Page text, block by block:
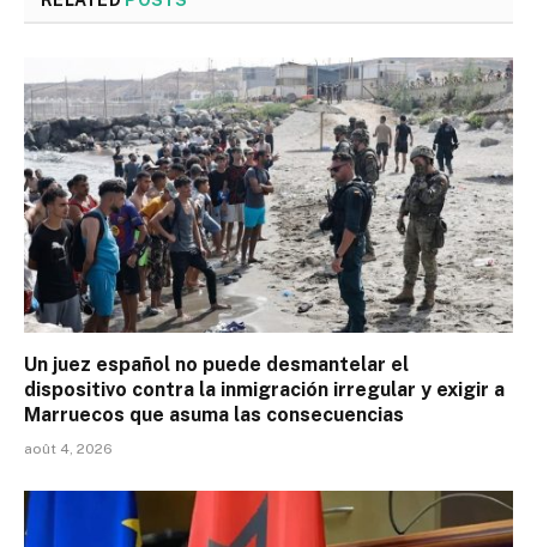
Un juez español no puede desmantelar el
dispositivo contra la inmigración irregular y exigir a
Marruecos que asuma las consecuencias
août 4, 2026